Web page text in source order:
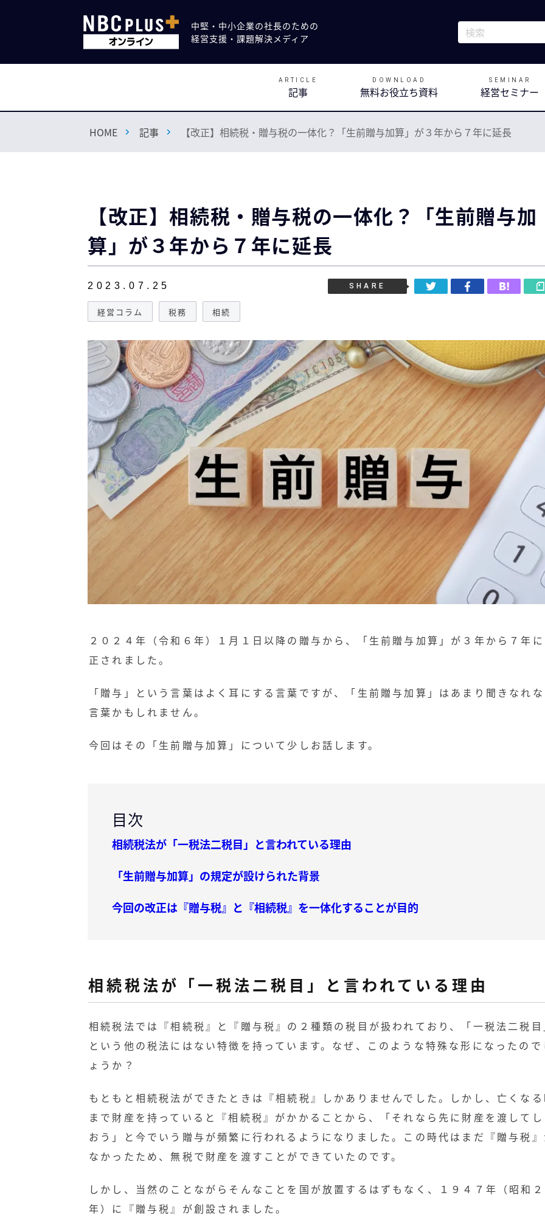
中堅・中小企業の社長のための
経営支援・課題解決メディア
これは、自動候
検索フィールドが
ARTICLE
記事
DOWNLOAD
無料お役立ち資料
SEMINAR
経営セミナー
HOME 記事 【改正】相続税・贈与税の一体化？「生前贈与加算」が３年から７年に延長
【改正】相続税・贈与税の一体化？「生前贈与加
算」が３年から７年に延長
2023.07.25
経営コラム 税務 相続
SHARE
２０２４年（令和６年）１月１日以降の贈与から、「生前贈与加算」が３年から７年
正されました。
「贈与」という言葉はよく耳にする言葉ですが、「生前贈与加算」はあまり聞きなれ
言葉かもしれません。
今回はその「生前贈与加算」について少しお話します。
目次
相続税法が「一税法二税目」と言われている理由
「生前贈与加算」の規定が設けられた背景
今回の改正は『贈与税』と『相続税』を一体化することが目的
相続税法が「一税法二税目」と言われている理由
相続税法では『相続税』と『贈与税』の２種類の税目が扱われており、「一税法二税
という他の税法にはない特徴を持っています。なぜ、このような特殊な形になったの
ょうか？
もともと相続税法ができたときは『相続税』しかありませんでした。しかし、亡くな
まで財産を持っていると『相続税』がかかることから、「それなら先に財産を渡して
おう」と今でいう贈与が頻繁に行われるようになりました。この時代はまだ『贈与税
なかったため、無税で財産を渡すことができていたのです。
しかし、当然のことながらそんなことを国が放置するはずもなく、１９４７年（昭和
年）に『贈与税』が創設されました。